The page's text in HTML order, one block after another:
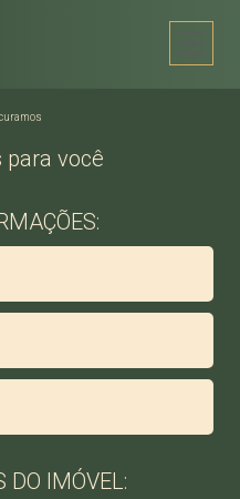
para você
DO IMÓVEL: